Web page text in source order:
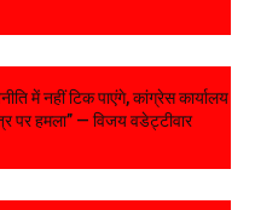
में नहीं टिक पाएंगे, कांग्रेस कार्यालय
पर हमला” — विजय वडेट्टीवार